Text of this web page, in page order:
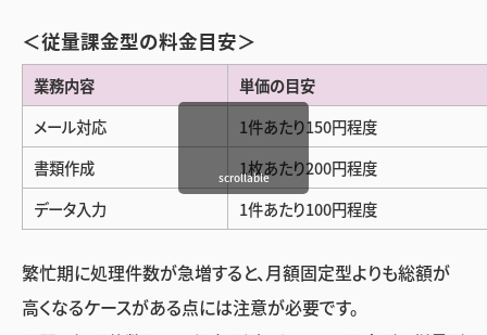
＜従量課金型の料金目安＞
業務内容
単価の目安
メール対応
1件あたり150円程度
書類作成
1枚あたり200円程度
データ入力
1件あたり100円程度
scrollable
繁忙期に処理件数が急増すると、月額固定型よりも総額が
高くなるケースがある点には注意が必要です。